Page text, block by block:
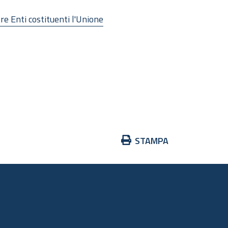
Enti costituenti l'Unione
Azioni
documento
STAMPA